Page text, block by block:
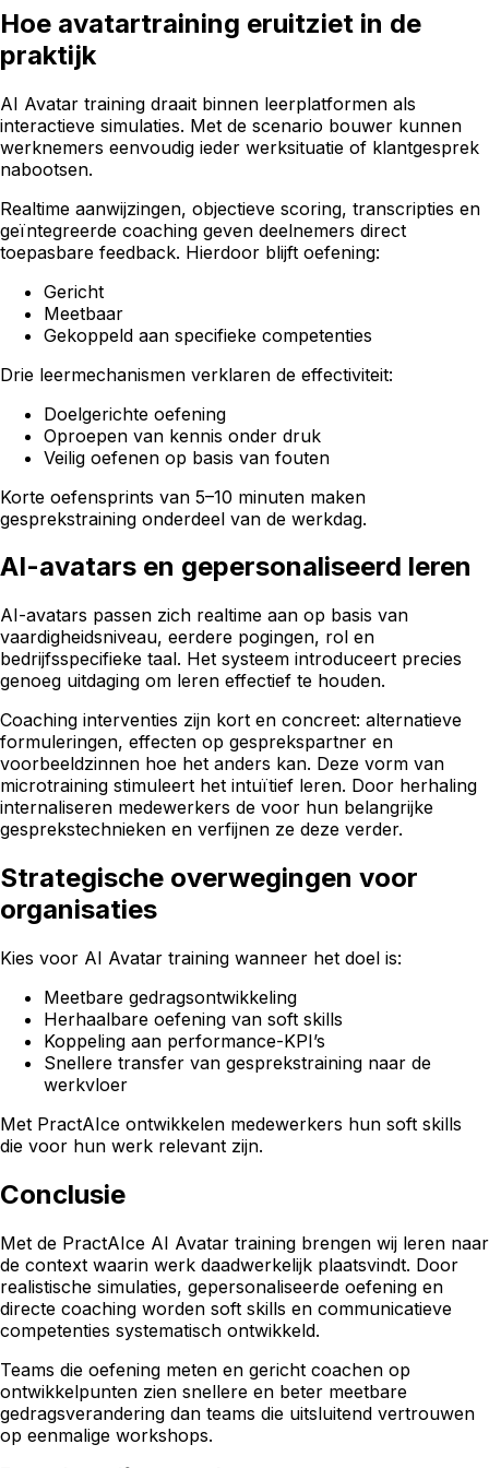
Hoe avatartraining eruitziet in de
praktijk
AI Avatar training draait binnen leerplatformen als
interactieve simulaties. Met de scenario bouwer kunnen
werknemers eenvoudig ieder werksituatie of klantgesprek
nabootsen.
Realtime aanwijzingen, objectieve scoring, transcripties en
geïntegreerde coaching geven deelnemers direct
toepasbare feedback. Hierdoor blijft oefening:
Gericht
Meetbaar
Gekoppeld aan specifieke competenties
Drie leermechanismen verklaren de effectiviteit:
Doelgerichte oefening
Oproepen van kennis onder druk
Veilig oefenen op basis van fouten
Korte oefensprints van 5–10 minuten maken
gesprekstraining onderdeel van de werkdag.
AI-avatars en gepersonaliseerd leren
AI-avatars passen zich realtime aan op basis van
vaardigheidsniveau, eerdere pogingen, rol en
bedrijfsspecifieke taal. Het systeem introduceert precies
genoeg uitdaging om leren effectief te houden.
Coaching interventies zijn kort en concreet: alternatieve
formuleringen, effecten op gesprekspartner en
voorbeeldzinnen hoe het anders kan. Deze vorm van
microtraining stimuleert het intuïtief leren. Door herhaling
internaliseren medewerkers de voor hun belangrijke
gesprekstechnieken en verfijnen ze deze verder.
Strategische overwegingen voor
organisaties
Kies voor AI Avatar training wanneer het doel is:
Meetbare gedragsontwikkeling
Herhaalbare oefening van soft skills
Koppeling aan performance-KPI’s
Snellere transfer van gesprekstraining naar de
werkvloer
Met PractAIce ontwikkelen medewerkers hun soft skills
die voor hun werk relevant zijn.
Conclusie
Met de PractAIce AI Avatar training brengen wij leren naar
de context waarin werk daadwerkelijk plaatsvindt. Door
realistische simulaties, gepersonaliseerde oefening en
directe coaching worden soft skills en communicatieve
competenties systematisch ontwikkeld.
Teams die oefening meten en gericht coachen op
ontwikkelpunten zien snellere en beter meetbare
gedragsverandering dan teams die uitsluitend vertrouwen
op eenmalige workshops.